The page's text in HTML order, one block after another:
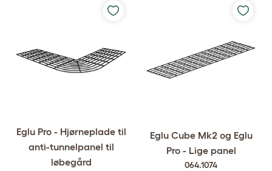
Eglu Pro - Hjørneplade til
anti-tunnelpanel til
løbegård
Eglu Cube Mk2 og Eglu
Pro - Lige panel
064.1074